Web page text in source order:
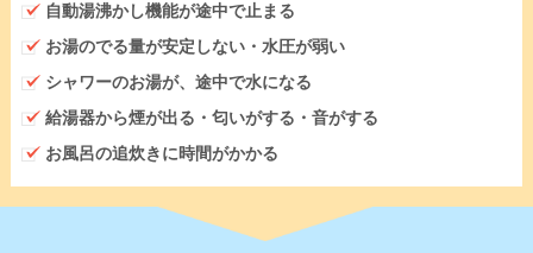
自動湯沸かし機能が途中で止まる
お湯のでる量が安定しない・水圧が弱い
シャワーのお湯が、途中で水になる
給湯器から煙が出る・匂いがする・音がする
お風呂の追炊きに時間がかかる